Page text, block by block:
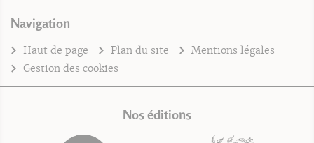
Navigation
Haut de page Plan du site
Mentions légales
Gestion des cookies
Nos éditions